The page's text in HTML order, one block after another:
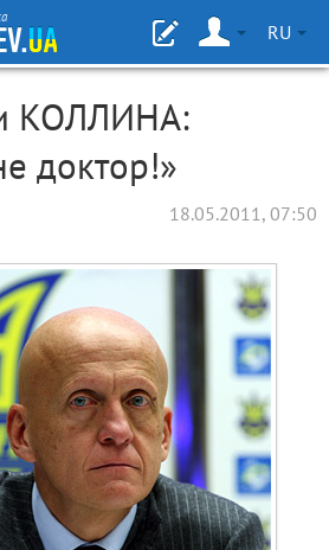
RU
КОЛЛИНА:
доктор!»
18.05.2011, 07:50